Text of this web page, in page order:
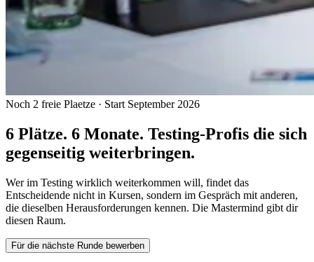
Noch 2 freie Plaetze · Start September 2026
6 Plätze. 6 Monate. Testing-Profis die sich
gegenseitig weiterbringen.
Wer im Testing wirklich weiterkommen will, findet das
Entscheidende nicht in Kursen, sondern im Gespräch mit anderen,
die dieselben Herausforderungen kennen. Die Mastermind gibt dir
diesen Raum.
Für die nächste Runde bewerben